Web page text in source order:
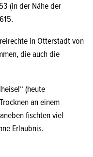
(in der Nähe der
in Otterstadt von
die auch die
(heute
an einem
fischten viel
Erlaubnis.